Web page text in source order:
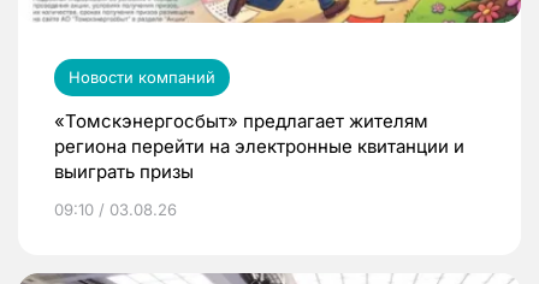
Новости компаний
«Томскэнергосбыт» предлагает жителям
региона перейти на электронные квитанции и
выиграть призы
09:10 / 03.08.26